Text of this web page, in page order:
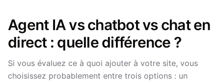
Agent IA vs chatbot vs chat en
direct : quelle différence ?
Si vous évaluez ce à quoi ajouter à votre site, vous
choisissez probablement entre trois options : un